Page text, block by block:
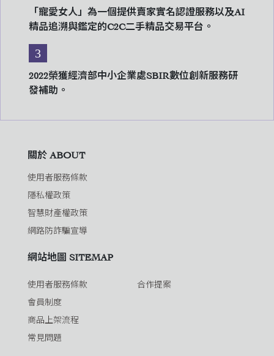
「寵愛女人」為一個提供賣家實名認證服務以及AI
精品追溯與鑑定的C2C二手精品交易平台。
3
2022榮獲經濟部中小企業處SBIR數位創新服務研
發補助。
關於 ABOUT
使用者服務條款
隱私權政策
智慧財產權政策
網路防詐騙宣導
網站地圖 SITEMAP
使用者服務條款
會員制度
商品上架流程
常見問題
合作提案